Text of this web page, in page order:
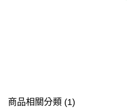
商品相關分類 (1)